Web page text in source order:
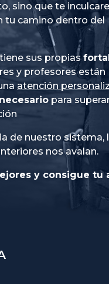
sino que te
tu camino dentro del
tiene sus propias
y profesores están
atención
para
de nuestro sistema,
nos avalan.
y consigue tu